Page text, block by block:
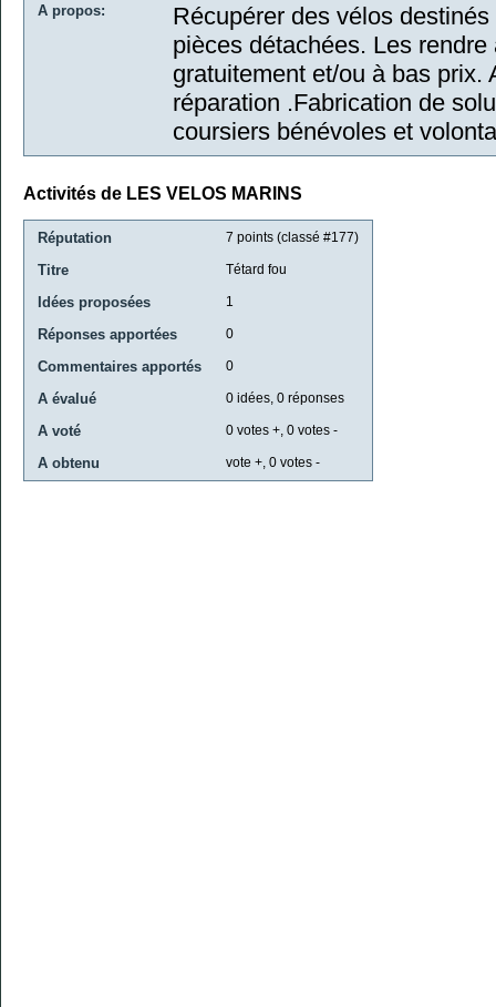
A propos:
Récupérer des vélos
pièces détachées. Les
gratuitement et/ou à bas
réparation .Fabrication de
coursiers bénévoles et
Activités de LES VELOS MARINS
Réputation 7 points (classé #177)
Titre Tétard fou
Idées proposées 1
Réponses apportées 0
Commentaires apportés 0
A évalué 0 idées, 0 réponses
A voté 0 votes +, 0 votes -
A obtenu vote +, 0 votes -